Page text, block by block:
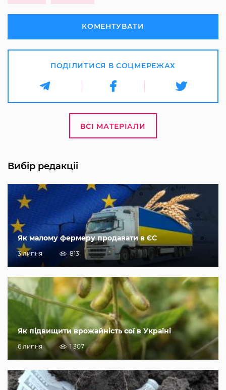
КОМЕНТУВАТИ
ПОДІЛИТИСЯ В СОЦМЕРЕЖАХ
ВСІ МАТЕРІАЛИ
Вибір редакції
Як малому фермеру продавати в ЄС
3 липня 813
Як підвищити врожайність сої в Україні
6 липня 1 307